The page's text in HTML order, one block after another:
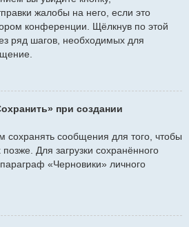
жалобы на него, если это
конференции. Щёлкнув по этой
ряд шагов, необходимых для
при создании
сохранять сообщения для того, чтобы
позже. Для загрузки сохранённого
«Черновики» личного